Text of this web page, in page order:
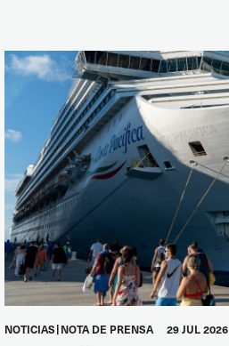
NOTICIAS NOTA DE PRENSA 29 JUL 2026